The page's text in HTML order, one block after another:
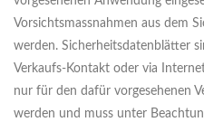
Vorsichtsmassnahmen aus dem
werden. Sicherheitsdatenblätter
Verkaufs-Kontakt oder via
nur für den dafür vorgesehenen
werden und muss unter